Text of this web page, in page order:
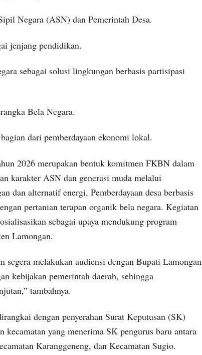
Negara (ASN) dan Pemerintah Desa.
jenjang pendidikan.
sebagai solusi lingkungan berbasis partisipasi
Bela Negara.
dari pemberdayaan ekonomi lokal.
2026 merupakan bentuk komitmen FKBN dalam
karakter ASN dan generasi muda melalui
dan alternatif energi, Pemberdayaan desa berbasis
pertanian terapan organik bela negara. Kegiatan
sebagai upaya mendukung program
Lamongan.
melakukan audiensi dengan Bupati Lamongan
kebijakan pemerintah daerah, sehingga
tambahnya.
dengan penyerahan Surat Keputusan (SK)
yang menerima SK pengurus baru antara
Karanggeneng, dan Kecamatan Sugio.